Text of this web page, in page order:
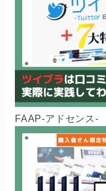
FAAP-アドセンス-